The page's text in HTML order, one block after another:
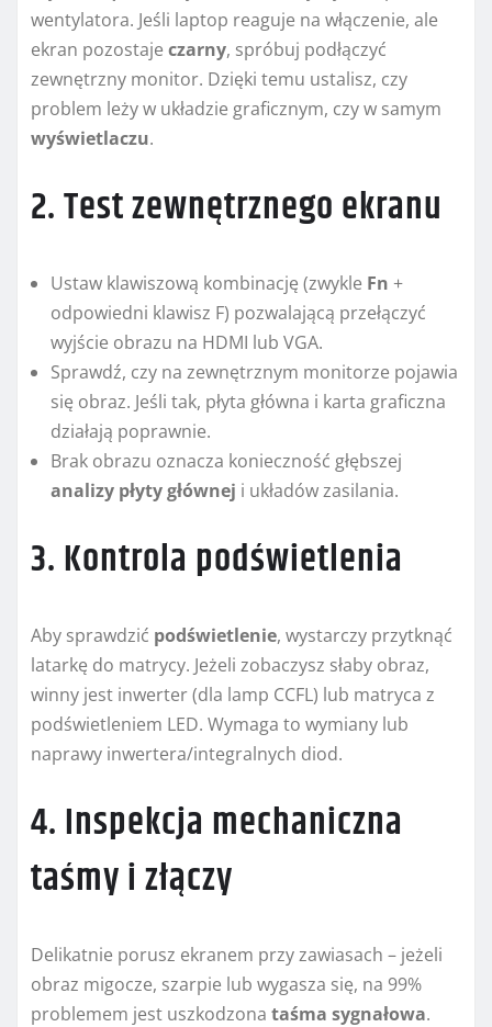
wentylatora. Jeśli laptop reaguje na włączenie, ale
ekran pozostaje czarny, spróbuj podłączyć
zewnętrzny monitor. Dzięki temu ustalisz, czy
problem leży w układzie graficznym, czy w samym
wyświetlaczu.
2. Test zewnętrznego ekranu
Ustaw klawiszową kombinację (zwykle Fn +
odpowiedni klawisz F) pozwalającą przełączyć
wyjście obrazu na HDMI lub VGA.
Sprawdź, czy na zewnętrznym monitorze pojawia
się obraz. Jeśli tak, płyta główna i karta graficzna
działają poprawnie.
Brak obrazu oznacza konieczność głębszej
analizy płyty głównej i układów zasilania.
3. Kontrola podświetlenia
Aby sprawdzić podświetlenie, wystarczy przytknąć
latarkę do matrycy. Jeżeli zobaczysz słaby obraz,
winny jest inwerter (dla lamp CCFL) lub matryca z
podświetleniem LED. Wymaga to wymiany lub
naprawy inwertera/integralnych diod.
4. Inspekcja mechaniczna
taśmy i złączy
Delikatnie porusz ekranem przy zawiasach – jeżeli
obraz migocze, szarpie lub wygasza się, na 99%
problemem jest uszkodzona taśma sygnałowa.